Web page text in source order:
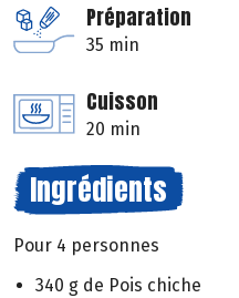
Préparation
35 min
Cuisson
20 min
Ingrédients
Pour 4 personnes
340 g de Pois chiche